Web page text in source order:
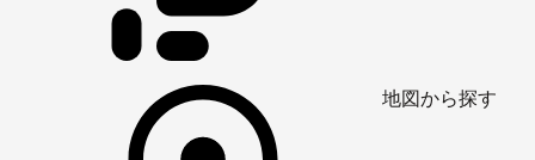
地図から探す